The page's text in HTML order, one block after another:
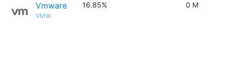
Vmware
VMW
16.85% 0 M